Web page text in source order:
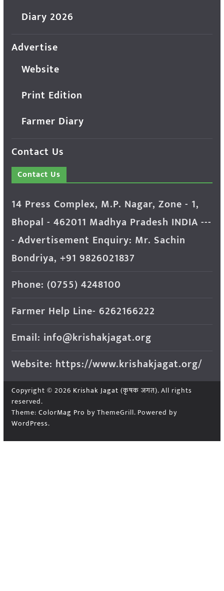
Diary 2026
Advertise
Website
Print Edition
Farmer Diary
Contact Us
Contact Us
14 Press Complex, M.P. Nagar, Zone - 1,
Bhopal - 462011 Madhya Pradesh INDIA ---
- Advertisement Enquiry: Mr. Sachin
Bondriya, +91 9826021837
Phone: (0755) 4248100
Farmer Help Line- 6262166222
Email: info@krishakjagat.org
Website: https://www.krishakjagat.org/
Copyright © 2026 Krishak Jagat (कृषक जगत). All rights
reserved.
Theme: ColorMag Pro by ThemeGrill. Powered by
WordPress.